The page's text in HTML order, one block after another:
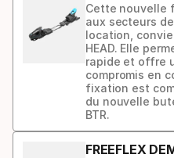
Cette nouvelle
aux secteurs
location,
HEAD. Elle
rapide et offre
compromis en
fixation est
du nouvelle
BTR.
FREEFLEX